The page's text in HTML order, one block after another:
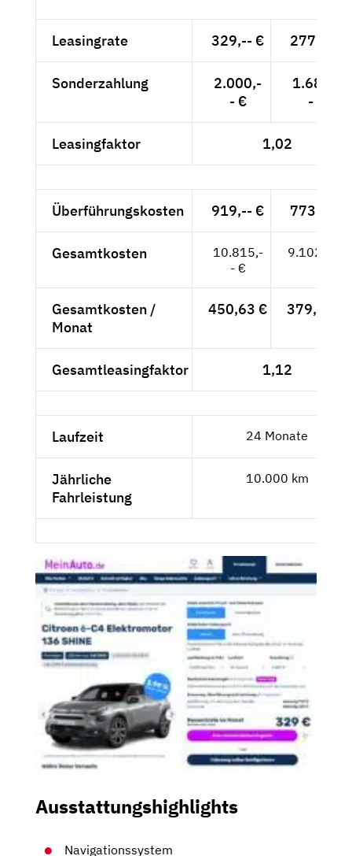
Leasingrate 329,-- € 277,-- €
Sonderzahlung
2.000,-
- €
1.681,-
- €
Leasingfaktor 1,02
Überführungskosten 919,-- € 773,-- €
Gesamtkosten
10.815,-
- €
9.102,-- €
Gesamtkosten /
Monat
450,63 € 379,25 €
Gesamtleasingfaktor 1,12
Laufzeit 24 Monate
Jährliche
Fahrleistung
10.000 km
Ausstattungshighlights
Navigationssystem